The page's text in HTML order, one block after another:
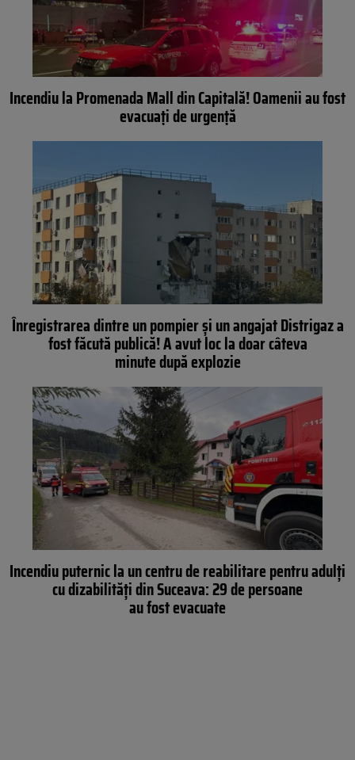
Incendiu la Promenada Mall din Capitală! Oamenii au fost
evacuați de urgență
Înregistrarea dintre un pompier și un angajat Distrigaz a
fost făcută publică! A avut loc la doar câteva
minute după explozie
Incendiu puternic la un centru de reabilitare pentru adulți
cu dizabilități din Suceava: 29 de persoane
au fost evacuate